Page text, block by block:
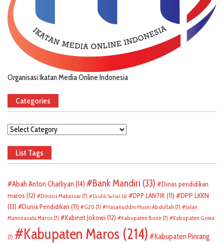
Organisasi Ikatan Media Online Indonesia
Categories
Categories
List Tags
Abah Anton Charliyan (14) Bank Mandiri (33)
Dinas pendidikan
maros (12) Dinsos Makassar (7) Disdik Sulsel (6) DPP LANTIK(11)
DPP LKKN
(13)
Dunia Pendidikan (11) G20 (7) Hasanuddin Husni Abdullah (7)
Jalan
Maminasata Maros (7) Kabinet Jokowi (12) Kabupaten Bone (7) Kabupaten Gowa
(7) Kabupaten Maros (214)
Kabupaten Pinrang